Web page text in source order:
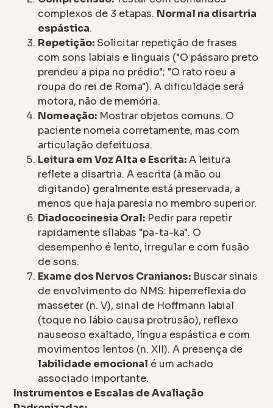
complexos de 3 etapas. Normal na disartria
espástica.
Repetição: Solicitar repetição de frases
com sons labiais e linguais ("O pássaro preto
prendeu a pipa no prédio"; "O rato roeu a
roupa do rei de Roma"). A dificuldade será
motora, não de memória.
Nomeação: Mostrar objetos comuns. O
paciente nomeia corretamente, mas com
articulação defeituosa.
Leitura em Voz Alta e Escrita:A leitura
reflete a disartria. A escrita (à mão ou
digitando) geralmente está preservada, a
menos que haja paresia no membro superior.
Diadococinesia Oral: Pedir para repetir
rapidamente sílabas "pa-ta-ka". O
desempenho é lento, irregular e com fusão
de sons.
Exame dos Nervos Cranianos: Buscar sinais
de envolvimento do NMS: hiperreflexia do
masseter (n. V), sinal de Hoffmann labial
(toque no lábio causa protrusão), reflexo
nauseoso exaltado, língua espástica e com
movimentos lentos (n. XII). A presença de
labilidade emocional é um achado
associado importante.
Instrumentos e Escalas de Avaliação